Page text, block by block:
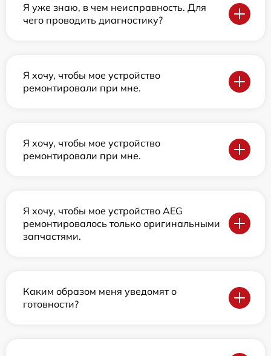
Я уже знаю, в чем неисправность. Для
чего проводить диагностику?
Я хочу, чтобы мое устройство
ремонтировали при мне.
Я хочу, чтобы мое устройство
ремонтировали при мне.
Я хочу, чтобы мое устройство AEG
ремонтировалось только оригинальными
запчастями.
Каким образом меня уведомят о
готовности?